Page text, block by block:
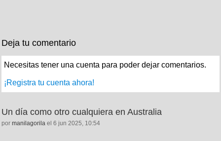
Deja tu comentario
Necesitas tener una cuenta para poder dejar comentarios.
¡Registra tu cuenta ahora!
Un día como otro cualquiera en Australia
por manilagorila el 6 jun 2025, 10:54